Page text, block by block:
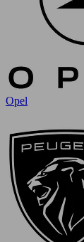
Opel